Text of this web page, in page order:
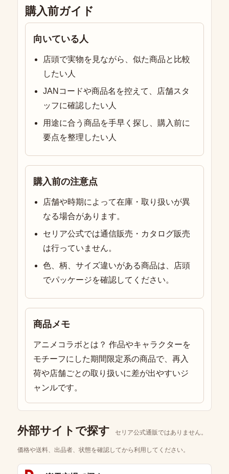
購入前ガイド
向いている人
店頭で実物を見ながら、似た商品と比較
したい人
JANコードや商品名を控えて、店舗スタ
ッフに確認したい人
用途に合う商品を手早く探し、購入前に
要点を整理したい人
購入前の注意点
店舗や時期によって在庫・取り扱いが異
なる場合があります。
セリア公式では通信販売・カタログ販売
は行っていません。
色、柄、サイズ違いがある商品は、店頭
でパッケージを確認してください。
商品メモ
アニメコラボとは？ 作品やキャラクターを
モチーフにした期間限定系の商品で、再入
荷や店舗ごとの取り扱いに差が出やすいジ
ャンルです。
外部サイトで探す セリア公式通販ではありません。
価格や送料、出品者、状態を確認してから利用してください。